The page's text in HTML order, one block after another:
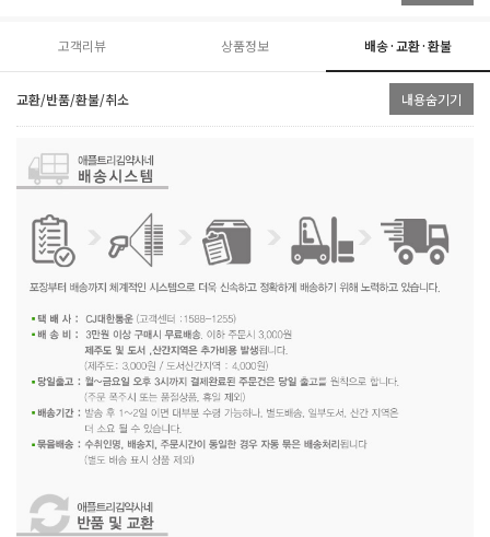
고객리뷰 상품정보 배송·교환·환불
교환/반품/환불/취소 내용숨기기